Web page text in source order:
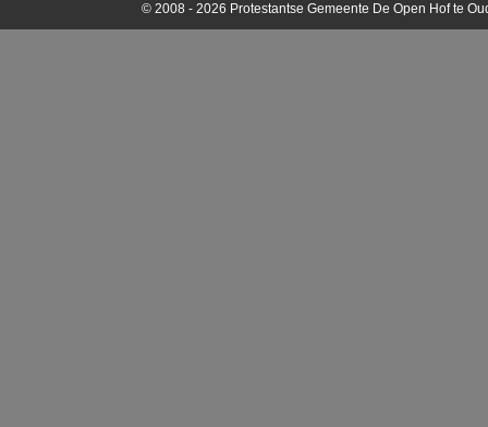
© 2008 - 2026 Protestantse Gemeente De Open Hof te